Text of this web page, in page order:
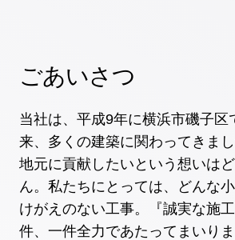
ごあいさつ
当社は、平成9年に横浜市磯子区
来、多くの建築に関わってきまし
地元に貢献したいという想いは
ん。私たちにとっては、どんな
けがえのない工事。『誠実な施
件、一件全力であたってまいりま